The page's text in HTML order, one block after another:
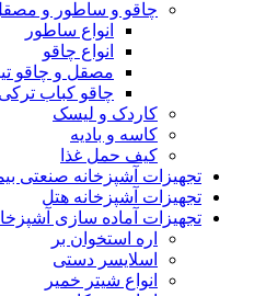
چاقو و ساطور و
انواع ساطور
انواع چاقو
مصقل و چاقو
چاقو کباب
کاردک و لیسک
کاسه و بادیه
کیف حمل غذا
تجهیزات آشپزخانه صنعتی
تجهیزات آشپزخانه هتل
تجهیزات آماده سازی
اره استخوان بر
اسلایسر دستی
انواع شیتر خمیر